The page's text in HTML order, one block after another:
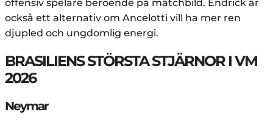
offensiv spelare beroende på matchbild. Endrick är
också ett alternativ om Ancelotti vill ha mer ren
djupled och ungdomlig energi.
BRASILIENS STÖRSTA STJÄRNOR I VM
2026
Neymar